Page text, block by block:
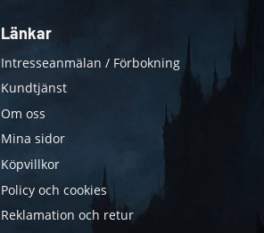
Länkar
Intresseanmälan / Förbokning
Kundtjänst
Om oss
Mina sidor
Köpvillkor
Policy och cookies
Reklamation och retur